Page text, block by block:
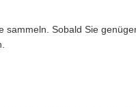
Sobald Sie